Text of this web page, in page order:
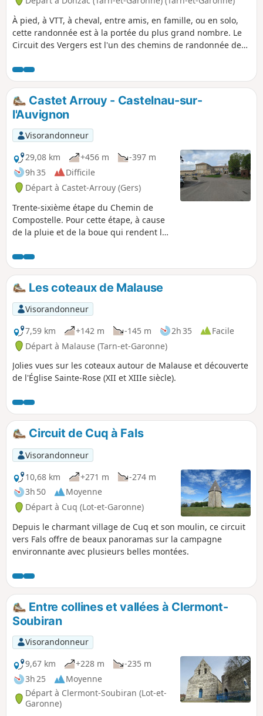
À pied, à VTT, à cheval, entre amis, en famille, ou en solo,
cette randonnée est à la portée du plus grand nombre. Le
Circuit des Vergers est l'un des chemins de randonnée des
traverse principalement des vergers bien sûr, mais aussi
des vignobles et des forêts.
Castet Arrouy - Castelnau-sur-
l'Auvignon
Visorandonneur
29,08 km
+456 m
-397 m
9h 35
Difficile
Départ à Castet-Arrouy (Gers)
Trente-sixième étape du Chemin de
Compostelle. Pour cette étape, à cause
de la pluie et de la boue qui rendent les
préféré éviter la ville de la Romieu. Rien
ne vous oblige à suivre mon parcours
et, si le temps le permet, de rester sur
le GR®65 et visiter la Romieu. Sur ce
parcours un peu long, vous commencez
à apercevoir, au loin, la chaîne des
Pyrénées et le passage obligé pour
l’Espagne qui se profile ! Après la
traversée de Lectoure, capitale du
melon, des montées et descentes pour
passer d'un val à l'autre.
Les coteaux de Malause
Visorandonneur
7,59 km
+142 m -145 m 2h 35
Facile
Départ à Malause (Tarn-et-Garonne)
Jolies vues sur les coteaux autour de Malause et découverte
de l'Église Sainte-Rose (XII et XIIIe siècle).
Circuit de Cuq à Fals
Visorandonneur
10,68 km
+271 m
-274 m
3h 50
Moyenne
Départ à Cuq (Lot-et-Garonne)
Depuis le charmant village de Cuq et son moulin, ce circuit
vers Fals offre de beaux panoramas sur la campagne
environnante avec plusieurs belles montées.
Entre collines et vallées à Clermont-
Soubiran
Visorandonneur
9,67 km
+228 m
-235 m
3h 25
Moyenne
Départ à Clermont-Soubiran (Lot-et-
Garonne)